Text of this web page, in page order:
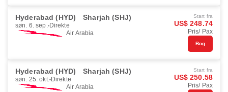
Hyderabad (HYD) Sharjah (SHJ)
søn. 6. sep. Direkte
Air Arabia
Start fra
US$ 248.74
Pris/ Pax
Bog
Hyderabad (HYD) Sharjah (SHJ)
søn. 25. okt. Direkte
Air Arabia
Start fra
US$ 250.58
Pris/ Pax